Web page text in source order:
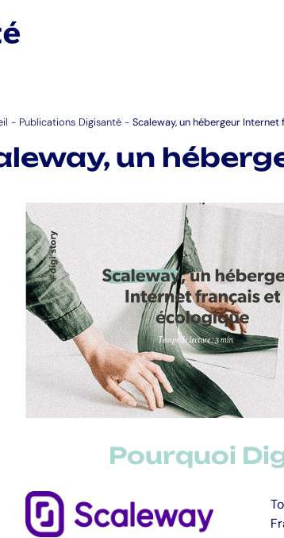
- Publications Digisanté - Scaleway, un hébergeur
un
Pourquoi